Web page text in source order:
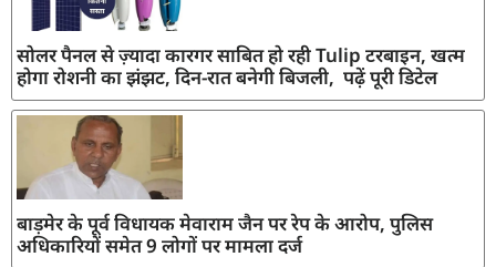
सोलर पैनल से ज़्यादा कारगर साबित हो रही Tulip टरबाइन, खत्म
होगा रोशनी का झंझट, दिन-रात बनेगी बिजली, पढ़ें पूरी डिटेल
बाड़मेर के पूर्व विधायक मेवाराम जैन पर रेप के आरोप, पुलिस
अधिकारियों समेत 9 लोगों पर मामला दर्ज